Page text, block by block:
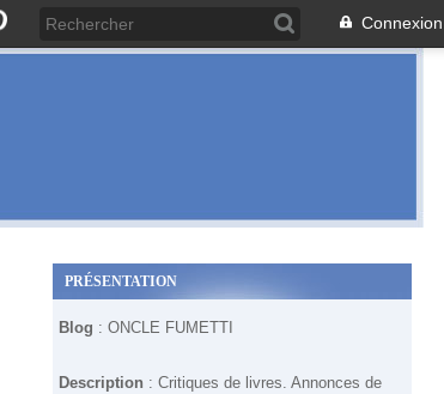
Connexion
PRÉSENTATION
Blog : ONCLE FUMETTI
Description : Critiques de livres. Annonces de